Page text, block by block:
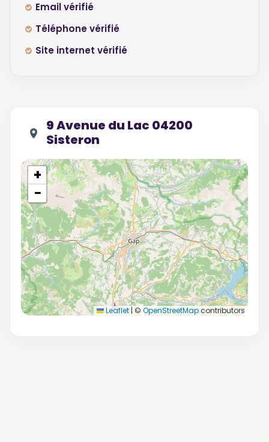
Email vérifié
Téléphone vérifié
Site internet vérifié
9 Avenue du Lac 04200
Sisteron
+
−
Leaflet | © OpenStreetMapcontributors